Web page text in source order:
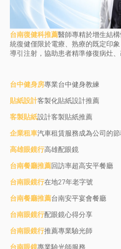
台南復健科推薦醫師專精於增生結
統復健僅限於電療、熟療的既定印
導引注射，協助患者精準修復病灶、
台中健身房專業台中健身教練
貼紙設計客製化貼紙設計推薦
客製貼紙設計客製貼紙推薦
企業租車汽車租賃服務成為公司的
高雄眼鏡行高雄配眼鏡
台南餐廳推薦回訪率超高安平餐廳
台南眼鏡行在地27年老字號
台南餐廳推薦台南安平宴會餐廳
台南眼鏡行配眼鏡心得分享
台南眼鏡行推薦專業驗光師
台南眼鏡專業驗光師服務